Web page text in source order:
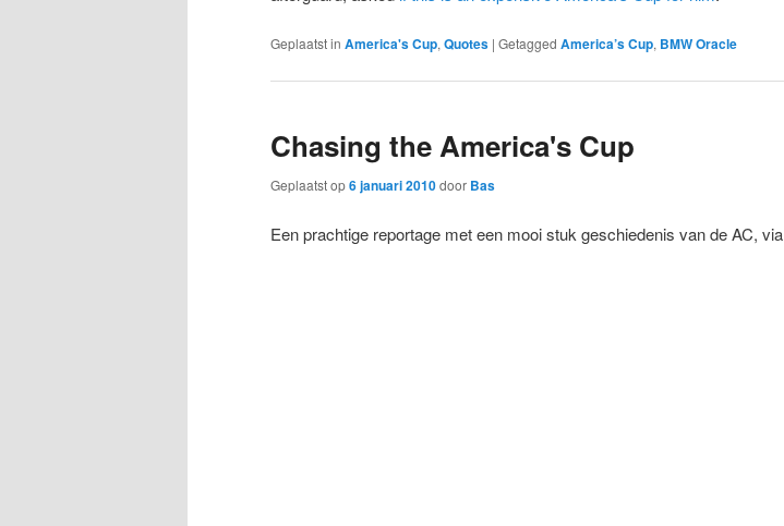
Geplaatst in America's Cup, Quotes | Getagged America’s Cup, BMW Oracle
Chasing the America's Cup
Geplaatst op6 januari 2010door Bas
Een prachtige reportage met een mooi stuk geschiedenis van de AC, via